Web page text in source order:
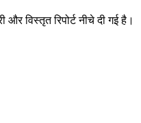
विस्तृत रिपोर्ट नीचे दी गई है।